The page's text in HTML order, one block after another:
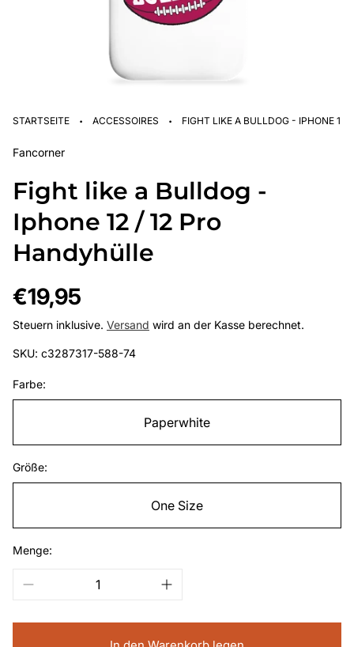
STARTSEITE · ACCESSOIRES · FIGHT LIKE A BULLDOG - IPHONE 12
Fancorner
Fight like a Bulldog -
Iphone 12 / 12 Pro
Handyhülle
Regulärer
Preis
€19,95
Steuern inklusive. Versand wird an der Kasse berechnet.
SKU: c3287317-588-74
Farbe:
Paperwhite
Größe:
One Size
Menge: